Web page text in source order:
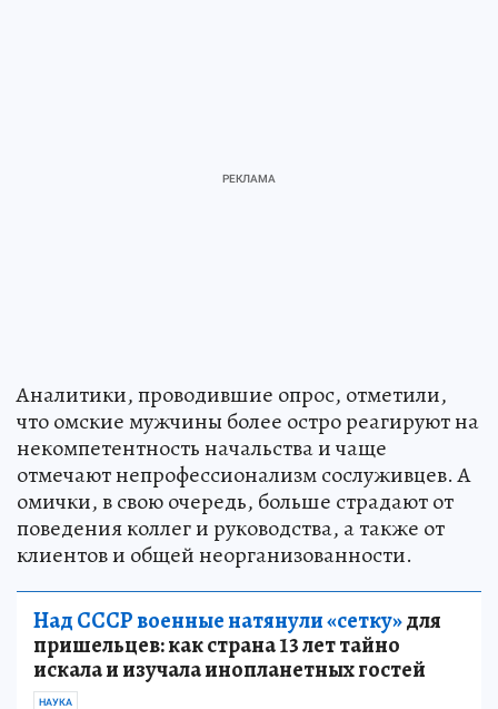
Аналитики, проводившие опрос, отметили,
что омские мужчины более остро реагируют на
некомпетентность начальства и чаще
отмечают непрофессионализм сослуживцев. А
омички, в свою очередь, больше страдают от
поведения коллег и руководства, а также от
клиентов и общей неорганизованности.
Над СССР военные натянули «сетку»для
пришельцев: как страна 13 лет тайно
искала и изучала инопланетных гостей
НАУКА